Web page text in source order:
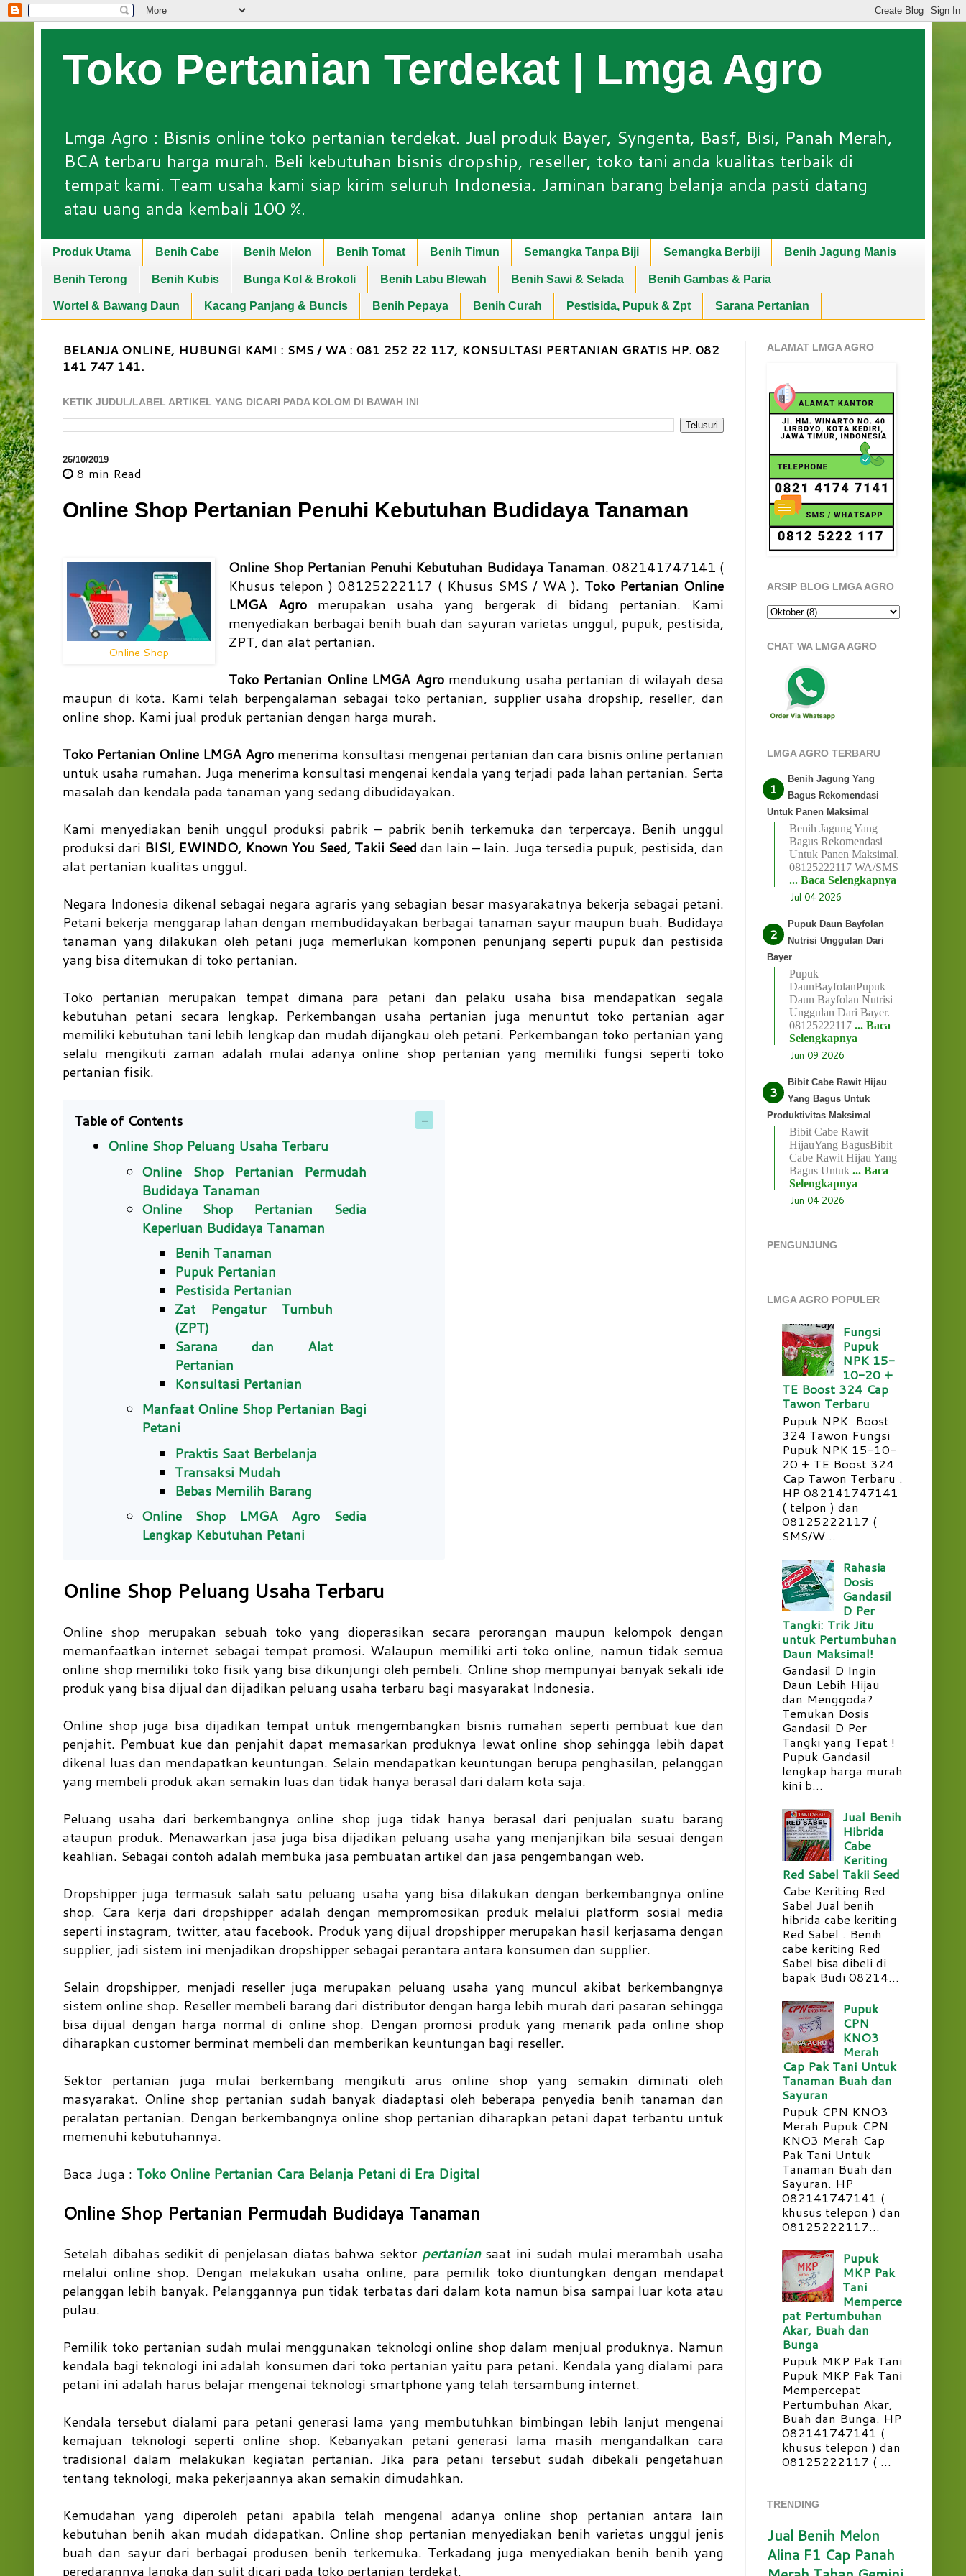
Toko Pertanian Terdekat | Lmga Agro
Lmga Agro : Bisnis online toko pertanian terdekat. Jual produk Bayer, Syngenta, Basf, Bisi, Panah Merah,
BCA terbaru harga murah. Beli kebutuhan bisnis dropship, reseller, toko tani anda kualitas terbaik di
tempat kami. Team usaha kami siap kirim seluruh Indonesia. Jaminan barang belanja anda pasti datang
atau uang anda kembali 100 %.
Produk Utama Benih Cabe Benih Melon Benih Tomat Benih Timun Semangka Tanpa Biji Semangka Berbiji Benih Jagung Manis
Benih Terong Benih Kubis Bunga Kol & Brokoli Benih Labu Blewah Benih Sawi & Selada Benih Gambas & Paria
Wortel & Bawang Daun Kacang Panjang & Buncis Benih Pepaya Benih Curah Pestisida, Pupuk & Zpt Sarana Pertanian
BELANJA ONLINE, HUBUNGI KAMI : SMS / WA : 081 252 22 117, KONSULTASI PERTANIAN GRATIS HP. 082
141 747 141.
KETIK JUDUL/LABEL ARTIKEL YANG DICARI PADA KOLOM DI BAWAH INI
26/10/2019
8 min Read
Online Shop Pertanian Penuhi Kebutuhan Budidaya Tanaman
Online Shop
Online Shop Pertanian Penuhi Kebutuhan Budidaya Tanaman. 082141747141 (
Khusus telepon ) 08125222117 ( Khusus SMS / WA ). Toko Pertanian Online
LMGA Agromerupakan usaha yang bergerak di bidang pertanian. Kami
menyediakan berbagai benih buah dan sayuran varietas unggul, pupuk, pestisida,
ZPT, dan alat pertanian.
Toko Pertanian Online LMGA Agromendukung usaha pertanian di wilayah desa
maupun di kota. Kami telah berpengalaman sebagai toko pertanian, supplier usaha dropship, reseller, dan
online shop. Kami jual produk pertanian dengan harga murah.
Toko Pertanian Online LMGA Agro menerima konsultasi mengenai pertanian dan cara bisnis online pertanian
untuk usaha rumahan. Juga menerima konsultasi mengenai kendala yang terjadi pada lahan pertanian. Serta
masalah dan kendala pada tanaman yang sedang dibudidayakan.
Kami menyediakan benih unggul produksi pabrik – pabrik benih terkemuka dan terpercaya. Benih unggul
produksi dari BISI, EWINDO, Known You Seed, Takii Seed dan lain – lain. Juga tersedia pupuk, pestisida, dan
alat pertanian kualitas unggul.
Negara Indonesia dikenal sebagai negara agraris yang sebagian besar masyarakatnya bekerja sebagai petani.
Petani bekerja menggarap lahan dengan membudidayakan berbagai tanaman sayur maupun buah. Budidaya
tanaman yang dilakukan oleh petani juga memerlukan komponen penunjang seperti pupuk dan pestisida
yang bisa ditemukan di toko pertanian.
Toko pertanian merupakan tempat dimana para petani dan pelaku usaha bisa mendapatkan segala
kebutuhan petani secara lengkap. Perkembangan usaha pertanian juga menuntut toko pertanian agar
memiliki kebutuhan tani lebih lengkap dan mudah dijangkau oleh petani. Perkembangan toko pertanian yang
selalu mengikuti zaman adalah mulai adanya online shop pertanian yang memiliki fungsi seperti toko
pertanian fisik.
Table of Contents
Online Shop Peluang Usaha Terbaru
Online Shop Pertanian Permudah
Budidaya Tanaman
Online Shop Pertanian Sedia
Keperluan Budidaya Tanaman
Benih Tanaman
Pupuk Pertanian
Pestisida Pertanian
Zat Pengatur Tumbuh
(ZPT)
Sarana dan Alat
Pertanian
Konsultasi Pertanian
Manfaat Online Shop Pertanian Bagi
Petani
Praktis Saat Berbelanja
Transaksi Mudah
Bebas Memilih Barang
Online Shop LMGA Agro Sedia
Lengkap Kebutuhan Petani
Online Shop Peluang Usaha Terbaru
Online shop merupakan sebuah toko yang dioperasikan secara perorangan maupun kelompok dengan
memanfaatkan internet sebagai tempat promosi. Walaupun memiliki arti toko online, namun tidak semua
online shop memiliki toko fisik yang bisa dikunjungi oleh pembeli. Online shop mempunyai banyak sekali ide
produk yang bisa dijual dan dijadikan peluang usaha terbaru bagi masyarakat Indonesia.
Online shop juga bisa dijadikan tempat untuk mengembangkan bisnis rumahan seperti pembuat kue dan
penjahit. Pembuat kue dan penjahit dapat memasarkan produknya lewat online shop sehingga lebih dapat
dikenal luas dan mendapatkan keuntungan. Selain mendapatkan keuntungan berupa penghasilan, pelanggan
yang membeli produk akan semakin luas dan tidak hanya berasal dari dalam kota saja.
Peluang usaha dari berkembangnya online shop juga tidak hanya berasal dari penjualan suatu barang
ataupun produk. Menawarkan jasa juga bisa dijadikan peluang usaha yang menjanjikan bila sesuai dengan
keahlian. Sebagai contoh adalah membuka jasa pembuatan artikel dan jasa pengembangan web.
Dropshipper juga termasuk salah satu peluang usaha yang bisa dilakukan dengan berkembangnya online
shop. Cara kerja dari dropshipper adalah dengan mempromosikan produk melalui platform sosial media
seperti instagram, twitter, atau facebook. Produk yang dijual dropshipper merupakan hasil kerjasama dengan
supplier, jadi sistem ini menjadikan dropshipper sebagai perantara antara konsumen dan supplier.
Selain dropshipper, menjadi reseller juga merupakan peluang usaha yang muncul akibat berkembangnya
sistem online shop. Reseller membeli barang dari distributor dengan harga lebih murah dari pasaran sehingga
bisa dijual dengan harga normal di online shop. Dengan promosi produk yang menarik pada online shop
diharapkan customer berminat membeli dan memberikan keuntungan bagi reseller.
Sektor pertanian juga mulai berkembang mengikuti arus online shop yang semakin diminati oleh
masyarakat. Online shop pertanian sudah banyak diadaptasi oleh beberapa penyedia benih tanaman dan
peralatan pertanian. Dengan berkembangnya online shop pertanian diharapkan petani dapat terbantu untuk
memenuhi kebutuhannya.
Baca Juga : Toko Online Pertanian Cara Belanja Petani di Era Digital
Online Shop Pertanian Permudah Budidaya Tanaman
Setelah dibahas sedikit di penjelasan diatas bahwa sektor pertaniansaat ini sudah mulai merambah usaha
melalui online shop. Dengan melakukan usaha online, para pemilik toko diuntungkan dengan mendapat
pelanggan lebih banyak. Pelanggannya pun tidak terbatas dari dalam kota namun bisa sampai luar kota atau
pulau.
Pemilik toko pertanian sudah mulai menggunakan teknologi online shop dalam menjual produknya. Namun
kendala bagi teknologi ini adalah konsumen dari toko pertanian yaitu para petani. Kendala yang dialami para
petani ini adalah harus belajar mengenai teknologi smartphone yang telah tersambung internet.
Kendala tersebut dialami para petani generasi lama yang membutuhkan bimbingan lebih lanjut mengenai
kemajuan teknologi seperti online shop. Kebanyakan petani generasi lama masih mengandalkan cara
tradisional dalam melakukan kegiatan pertanian. Jika para petani tersebut sudah dibekali pengetahuan
tentang teknologi, maka pekerjaannya akan semakin dimudahkan.
Kemudahan yang diperoleh petani apabila telah mengenal adanya online shop pertanian antara lain
kebutuhan benih akan mudah didapatkan. Online shop pertanian menyediakan benih varietas unggul jenis
buah dan sayur dari berbagai produsen benih terkemuka. Terkadang juga menyediakan benih benih yang
peredarannya langka dan sulit dicari pada toko pertanian terdekat.
ALAMAT LMGA AGRO
ARSIP BLOG LMGA AGRO
CHAT WA LMGA AGRO
LMGA AGRO TERBARU
Benih Jagung Yang
Bagus Rekomendasi
Untuk Panen Maksimal
Benih Jagung Yang
Bagus Rekomendasi
Untuk Panen Maksimal.
08125222117 WA/SMS
... Baca Selengkapnya
Jul 04 2026
Pupuk Daun Bayfolan
Nutrisi Unggulan Dari
Bayer
Pupuk
DaunBayfolanPupuk
Daun Bayfolan Nutrisi
Unggulan Dari Bayer.
08125222117 ... Baca
Selengkapnya
Jun 09 2026
Bibit Cabe Rawit Hijau
Yang Bagus Untuk
Produktivitas Maksimal
Bibit Cabe Rawit
HijauYang BagusBibit
Cabe Rawit Hijau Yang
Bagus Untuk ... Baca
Selengkapnya
Jun 04 2026
PENGUNJUNG
LMGA AGRO POPULER
Fungsi
Pupuk
NPK 15-
10-20 +
TE Boost 324 Cap
Tawon Terbaru
Pupuk NPK Boost
324 Tawon Fungsi
Pupuk NPK 15-10-
20 + TE Boost 324
Cap Tawon Terbaru .
HP 082141747141
( telpon ) dan
08125222117 (
SMS/W...
Rahasia
Dosis
Gandasil
D Per
Tangki: Trik Jitu
untuk Pertumbuhan
Daun Maksimal!
Gandasil D Ingin
Daun Lebih Hijau
dan Menggoda?
Temukan Dosis
Gandasil D Per
Tangki yang Tepat !
Pupuk Gandasil
lengkap harga murah
kini b...
Jual Benih
Hibrida
Cabe
Keriting
Red Sabel Takii Seed
Cabe Keriting Red
Sabel Jual benih
hibrida cabe keriting
Red Sabel . Benih
cabe keriting Red
Sabel bisa dibeli di
bapak Budi 08214...
Pupuk
CPN
KNO3
Merah
Cap Pak Tani Untuk
Tanaman Buah dan
Sayuran
Pupuk CPN KNO3
Merah Pupuk CPN
KNO3 Merah Cap
Pak Tani Untuk
Tanaman Buah dan
Sayuran. HP
082141747141 (
khusus telepon ) dan
08125222117...
Pupuk
MKP Pak
Tani
Memperce
pat Pertumbuhan
Akar, Buah dan
Bunga
Pupuk MKP Pak Tani
Pupuk MKP Pak Tani
Mempercepat
Pertumbuhan Akar,
Buah dan Bunga. HP
082141747141 (
khusus telepon ) dan
08125222117 ( ...
TRENDING
Jual Benih Melon
Alina F1 Cap Panah